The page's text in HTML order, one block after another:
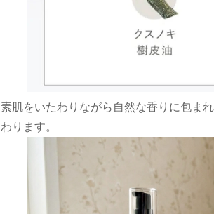
素肌をいたわりながら自然な香りに包ま
わります。